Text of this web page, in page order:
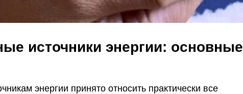
источники энергии: основные
энергии принято относить практически все